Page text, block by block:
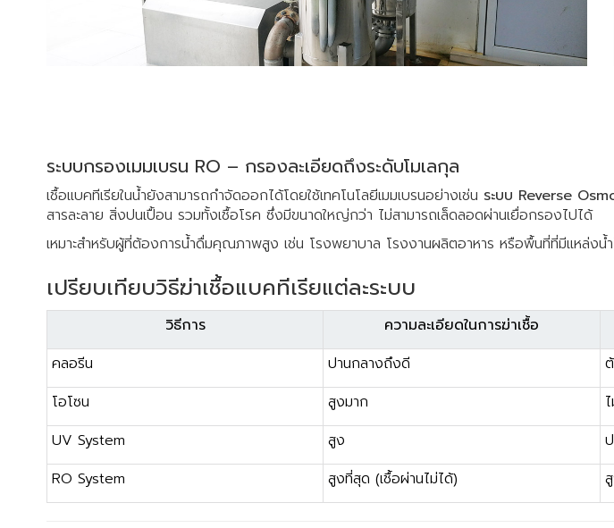
ระบบกรองเมมเบรน RO – กรองละเอียดถึงระดับโมเลกุล
เชื้อแบคทีเรียในน้ำยังสามารถกำจัดออกได้โดยใช้เทคโนโลยีเมมเบรนอย่างเช่น ระบบ Reverse
สารละลาย สิ่งปนเปื้อน รวมทั้งเชื้อโรค ซึ่งมีขนาดใหญ่กว่า ไม่สามารถเล็ดลอดผ่านเยื่อกรองไปได้
เหมาะสำหรับผู้ที่ต้องการน้ำดื่มคุณภาพสูง เช่น โรงพยาบาล โรงงานผลิตอาหาร หรือพื้นที่ที่มีแหล่งน้
เปรียบเทียบวิธีฆ่าเชื้อแบคทีเรียแต่ละระบบ
วิธีการ ความละเอียดในการฆ่าเชื้อ
คลอรีน
ปานกลางถึงดี
โอโซน
สูงมาก
UV System
สูง
RO System
สูงที่สุด (เชื้อผ่านไม่ได้)